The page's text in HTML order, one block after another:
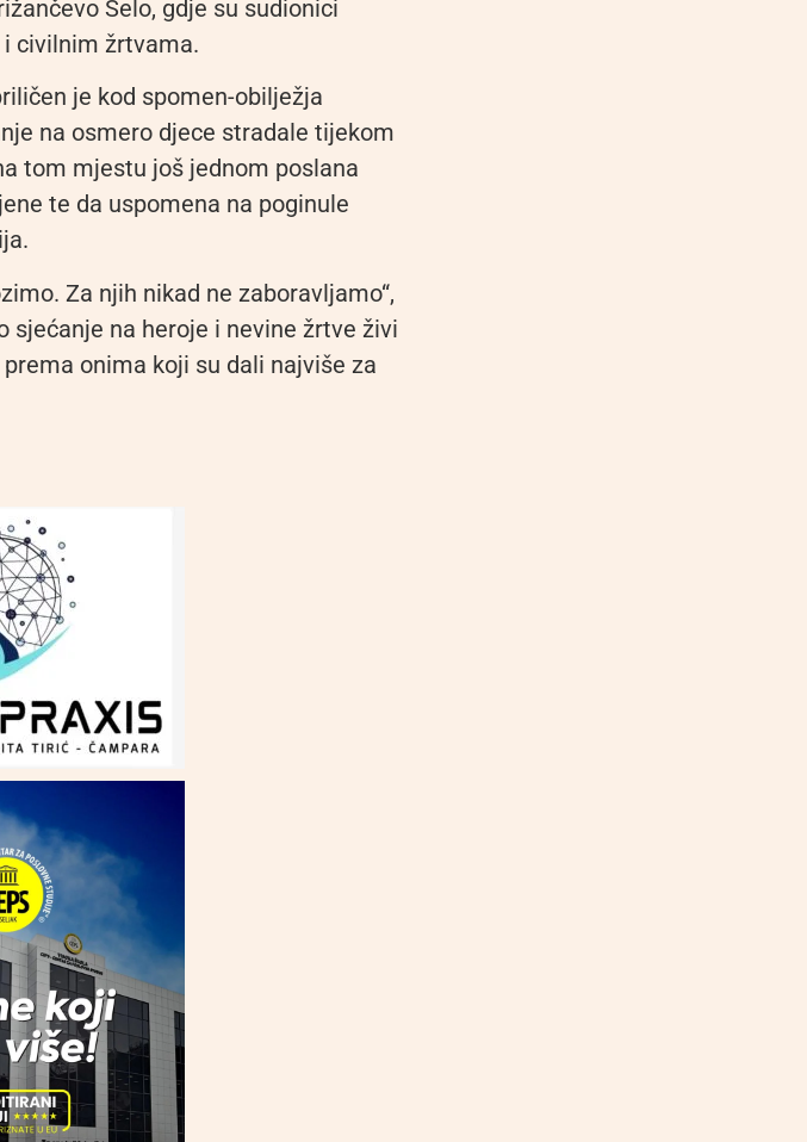
Selo, gdje su sudionici
civilnim žrtvama.
je kod spomen-obilježja
na osmero djece stradale tijekom
tom mjestu još jednom poslana
te da uspomena na poginule
Za njih nikad ne zaboravljamo“,
sjećanje na heroje i nevine žrtve živi
onima koji su dali najviše za